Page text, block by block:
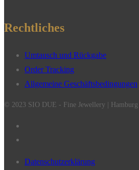
Rechtliches
Umtausch und Rückgabe
Order Tracking
Allgemeine Geschäftsbedingungen
© 2023 SIO DUE - Fine Jewellery | Hamburg
Datenschutzerklärung